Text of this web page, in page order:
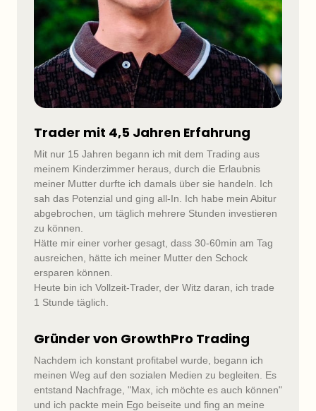
Trader mit 4,5 Jahren Erfahrung
Mit nur 15 Jahren begann ich mit dem Trading aus
meinem Kinderzimmer heraus, durch die Erlaubnis
meiner Mutter durfte ich damals über sie handeln. Ich
sah das Potenzial und ging all-In. Ich habe mein Abitur
abgebrochen, um täglich mehrere Stunden investieren
zu können.
Hätte mir einer vorher gesagt, dass 30-60min am Tag
ausreichen, hätte ich meiner Mutter den Schock
ersparen können.
Heute bin ich Vollzeit-Trader, der Witz daran, ich trade
1 Stunde täglich.
Gründer von GrowthPro Trading
Nachdem ich konstant profitabel wurde, begann ich
meinen Weg auf den sozialen Medien zu begleiten. Es
entstand Nachfrage, "Max, ich möchte es auch können"
und ich packte mein Ego beiseite und fing an meine